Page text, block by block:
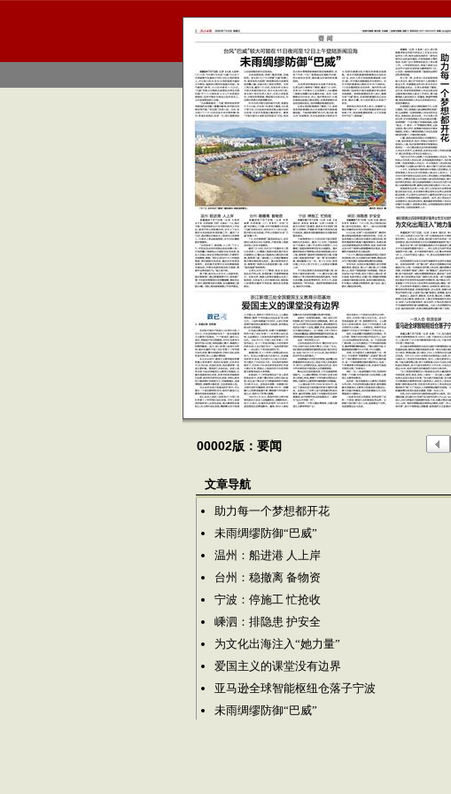
00002版：要闻
文章导航
助力每一个梦想都开花
未雨绸缪防御“巴威”
温州：船进港 人上岸
台州：稳撤离 备物资
宁波：停施工 忙抢收
嵊泗：排隐患 护安全
为文化出海注入“她力量”
爱国主义的课堂没有边界
亚马逊全球智能枢纽仓落子宁波
未雨绸缪防御“巴威”